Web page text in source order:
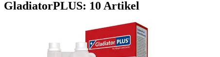
GladiatorPLUS: 10 Artikel